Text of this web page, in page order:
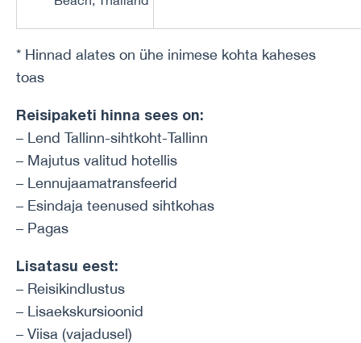
* Hinnad alates on ühe inimese kohta kaheses
toas
Reisipaketi hinna sees on:
– Lend Tallinn-sihtkoht-Tallinn
– Majutus valitud hotellis
– Lennujaamatransfeerid
– Esindaja teenused sihtkohas
– Pagas
Lisatasu eest:
– Reisikindlustus
– Lisaekskursioonid
– Viisa (vajadusel)